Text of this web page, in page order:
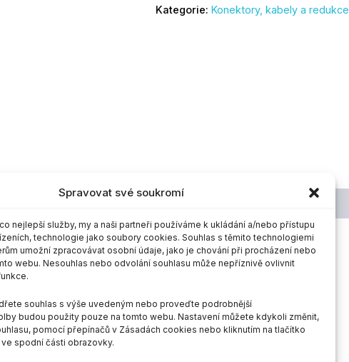
Spravovat své soukromí
nejlepší služby, my a naši partneři používáme k ukládání a/nebo přístupu
technologie jako soubory cookies. Souhlas s těmito technologiemi
umožní zpracovávat osobní údaje, jako je chování při procházení nebo
webu. Nesouhlas nebo odvolání souhlasu může nepříznivě ovlivnit
souhlas s výše uvedeným nebo proveďte podrobnější
budou použity pouze na tomto webu. Nastavení můžete kdykoli změnit,
pomocí přepínačů v Zásadách cookies nebo kliknutím na tlačítko
spodní části obrazovky.
Kategorie: Konektory, kabely a redukce